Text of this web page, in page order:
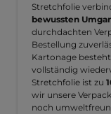
Stretchfolie
bewussten
durchdachten
Bestellung
Kartonage
vollständig
Stretchfolie ist zu
wir unsere
noch